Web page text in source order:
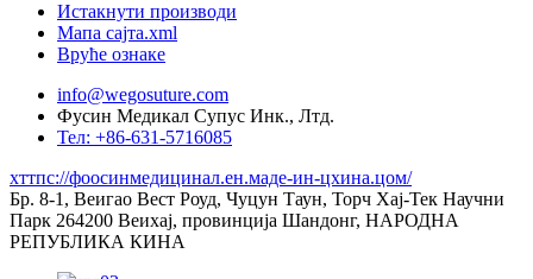
Истакнути производи
Мапа сајта.xml
Вруће ознаке
info@wegosuture.com
Фусин Медикал Супус Инк., Лтд.
Тел: +86-631-5716085
хттпс://фоосинмедицинал.ен.маде-ин-цхина.цом/
Бр. 8-1, Веигао Вест Роуд, Чуцун Таун, Торч Хај-Тек Научни
Парк 264200 Веихај, провинција Шандонг, НАРОДНА
РЕПУБЛИКА КИНА